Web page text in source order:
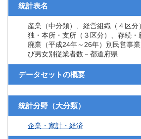
統計表名
産業（中分類）、経営組織（４区分
独・本所・支所（３区分）、存続・
廃業（平成24年～26年）別民営事
び男女別従業者数－都道府県
データセットの概要
統計分野（大分類）
企業・家計・経済